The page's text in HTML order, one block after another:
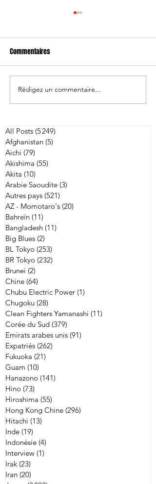
Les Brave Blossoms
s'inclinent de peu face à
Commentaires
Rédigez un commentaire...
All Posts (5 249)
Afghanistan (5)
Aichi (79)
Akishima (55)
Akita (10)
Arabie Saoudite (3)
Autres pays (521)
AZ - Momotaro's (20)
Bahreïn (11)
Bangladesh (11)
Big Blues (2)
BL Tokyo (253)
BR Tokyo (232)
Brunei (2)
Chine (64)
Chubu Electric Power (1)
Chugoku (28)
Clean Fighters Yamanashi (11)
Corée du Sud (379)
Emirats arabes unis (91)
Expatriés (262)
Fukuoka (21)
Guam (10)
Hanazono (141)
Hino (73)
Hiroshima (55)
Hong Kong Chine (296)
Hitachi (13)
Inde (19)
Indonésie (4)
Interview (1)
Irak (23)
Iran (20)